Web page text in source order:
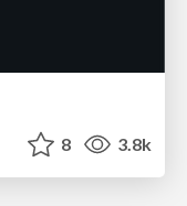
8 3.8k